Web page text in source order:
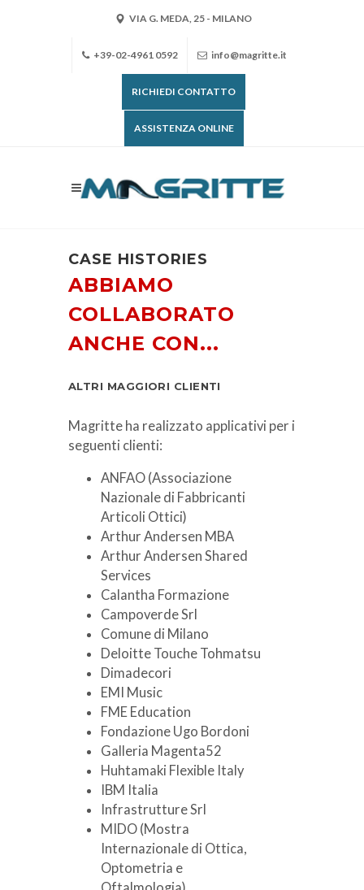
VIA G. MEDA, 25 - MILANO
+39-02-4961 0592 info@magritte.it
RICHIEDI CONTATTO
ASSISTENZA ONLINE
CASE HISTORIES
ABBIAMO
COLLABORATO
ANCHE CON...
ALTRI MAGGIORI CLIENTI
Magritte ha realizzato applicativi per i
seguenti clienti:
ANFAO (Associazione
Nazionale di Fabbricanti
Articoli Ottici)
Arthur Andersen MBA
Arthur Andersen Shared
Services
Calantha Formazione
Campoverde Srl
Comune di Milano
Deloitte Touche Tohmatsu
Dimadecori
EMI Music
FME Education
Fondazione Ugo Bordoni
Galleria Magenta52
Huhtamaki Flexible Italy
IBM Italia
Infrastrutture Srl
MIDO (Mostra
Internazionale di Ottica,
Optometria e